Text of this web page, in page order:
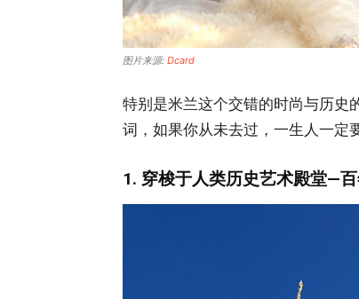
图片来源: Dcard
特别是米兰这个交错的时尚与历史
词，如果你从未去过，一生人一定
1. 穿梭于人类历史艺术殿堂—